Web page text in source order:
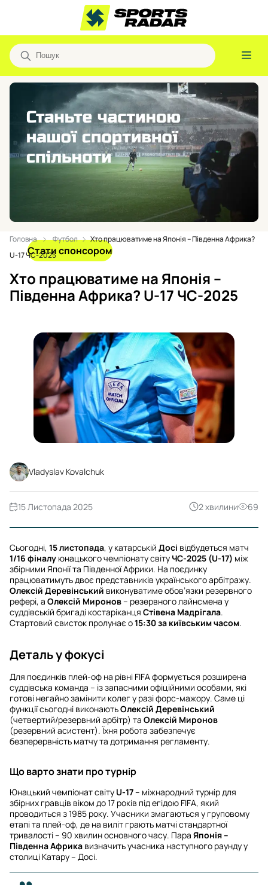
Стати спонсором
Головна Футбол
Хто працюватиме на Японія – Південна Африка?
U-17 ЧС-2025
Хто працюватиме на Японія –
Південна Африка? U-17 ЧС-2025
Vladyslav Kovalchuk
2 хвилини 69
15 Листопада 2025
Сьогодні, 15 листопада, у катарській Досі відбудеться матч
1/16 фіналу юнацького чемпіонату світу ЧС-2025 (U-17) між
збірними Японії та Південної Африки. На поєдинку
працюватимуть двоє представників українського арбітражу.
Олексій Деревінський виконуватиме обов’язки резервного
рефері, а Олексій Миронов– резервного лайнсмена у
суддівській бригаді костаріканця Стівена Мадрігала.
Стартовий свисток пролунає о15:30 за київським часом.
Деталь у фокусі
Для поєдинків плей-оф на рівні FIFA формується розширена
суддівська команда – із запасними офіційними особами, які
готові негайно замінити колег у разі форс-мажору. Саме ці
функції сьогодні виконаютьОлексій Деревінський
(четвертий/резервний арбітр) та Олексій Миронов
(резервний асистент). Їхня робота забезпечує
безперервність матчу та дотримання регламенту.
Що варто знати про турнір
Юнацький чемпіонат світу U-17– міжнародний турнір для
збірних гравців віком до 17 років під егідою FIFA, який
проводиться з 1985 року. Учасники змагаються у груповому
етапі та плей-оф, де на виліт грають матчі стандартної
тривалості – 90 хвилин основного часу. Пара Японія –
Південна Африка визначить учасника наступного раунду у
столиці Катару – Досі.